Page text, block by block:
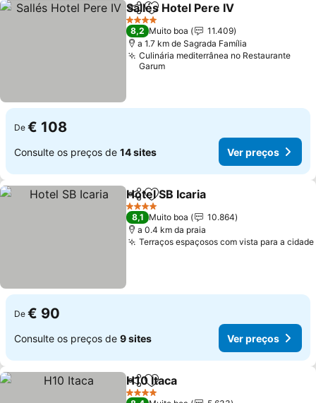
PartilharAdicionar aos favoritos
Sallés Hotel Pere IV
4 Estrelas
8,2 Muito boa
11.409
a 1.7 km de Sagrada Família
Culinária mediterrânea no Restaurante
Garum
De € 108
Consulte os preços de 14 sites Ver preços
PartilharAdicionar aos favoritos
Hotel SB Icaria
4 Estrelas
8,1 Muito boa
10.864
a 0.4 km da praia
Terraços espaçosos com vista para a cidade
De € 90
Consulte os preços de 9 sites Ver preços
PartilharAdicionar aos favoritos
H10 Itaca
4 Estrelas